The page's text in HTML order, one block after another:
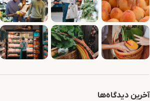
آخرین دیدگاه‌ها